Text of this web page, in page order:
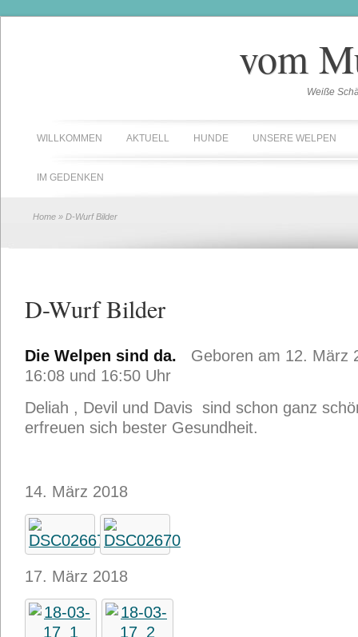
vom
Weiße
WILLKOMMEN AKTUELL HUNDE UNSERE WELPEN
IM GEDENKEN
Home » D-Wurf Bilder
D-Wurf Bilder
Die Welpen sind da. Geboren am 12. März
16:08 und 16:50 Uhr
Deliah , Devil und Davis sind schon ganz
erfreuen sich bester Gesundheit.
14. März 2018
17. März 2018